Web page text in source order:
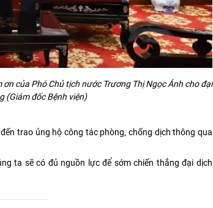
của Phó Chủ tịch nước Trương Thị Ngọc Ánh cho đại
(Giám đốc Bệnh viện)
trao ủng hộ công tác phòng, chống dịch thông qua
ta sẽ có đủ nguồn lực để sớm chiến thắng đại dịch